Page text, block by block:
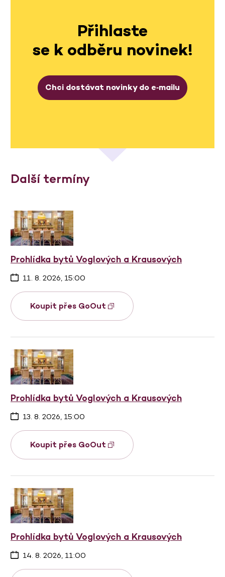
Přihlaste
se k odběru novinek!
Chci dostávat novinky do e‑mailu
Další termíny
Prohlídka bytů Voglových a Krausových
11. 8. 2026, 15:00
Koupit přes GoOut
Prohlídka bytů Voglových a Krausových
13. 8. 2026, 15:00
Koupit přes GoOut
Prohlídka bytů Voglových a Krausových
14. 8. 2026, 11:00